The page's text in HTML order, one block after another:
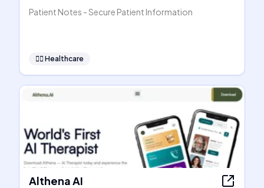
Patient Notes - Secure Patient Information
👩‍⚕️ Healthcare
Althena AI